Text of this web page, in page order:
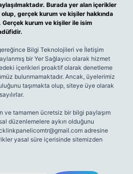
Burada yer alan içerikler
gerçek kurum ve kişiler hakkında
Gerçek kurum ve kişiler ile isim
Bilgi Teknolojileri ve İletişim
bir Yer Sağlayıcı olarak hizmet
içerikleri proaktif olarak denetleme
bulunmamaktadır. Ancak, üyelerimiz
taşımakta olup, siteye üye olarak
ve tamamen ücretsiz bir bilgi paylaşım
düzenlemelere aykırı olduğunu
adresine
yasal süre içerisinde sitemizden